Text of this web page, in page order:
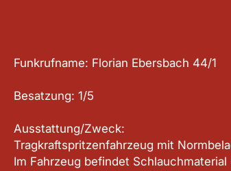
Funkrufname: Florian Ebersbach 44/1
Besatzung: 1/5
Ausstattung/Zweck:
Tragkraftspritzenfahrzeug mit
Im Fahrzeug befindet